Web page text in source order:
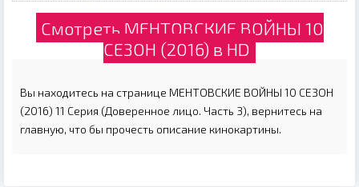
Смотреть МЕНТОВСКИЕ ВОЙНЫ 10
СЕЗОН (2016) в HD
Вы находитесь на странице МЕНТОВСКИЕ ВОЙНЫ 10 СЕЗОН
(2016) 11 Серия (Доверенное лицо. Часть 3), вернитесь на
главную, что бы прочесть описание кинокартины.